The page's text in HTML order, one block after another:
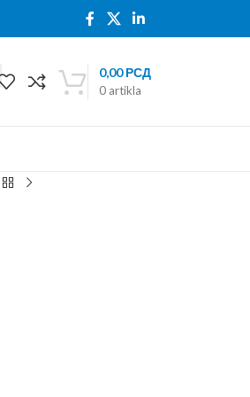
0 artikla
0,00РСД